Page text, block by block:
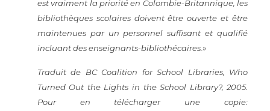
est vraiment la priorité en Colombie-Britannique, les
bibliothèques scolaires doivent être ouverte et être
maintenues par un personnel suffisant et qualifié
incluant des enseignants-bibliothécaires.»
Traduit de BC Coalition for School Libraries, Who
Turned Out the Lights in the School Library?, 2005.
Pour en télécharger une copie: